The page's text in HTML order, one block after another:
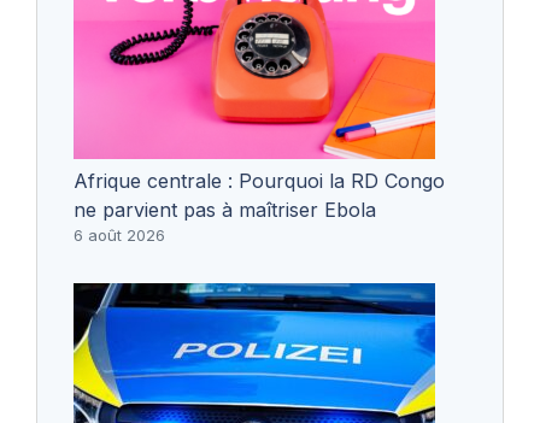
Afrique centrale : Pourquoi la RD Congo
ne parvient pas à maîtriser Ebola
6 août 2026